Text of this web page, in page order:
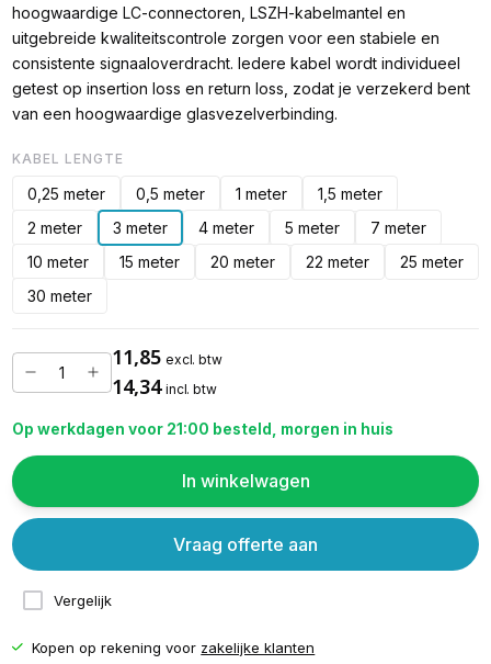
hoogwaardige LC-connectoren, LSZH-kabelmantel en
uitgebreide kwaliteitscontrole zorgen voor een stabiele en
consistente signaaloverdracht. Iedere kabel wordt individueel
getest op insertion loss en return loss, zodat je verzekerd bent
van een hoogwaardige glasvezelverbinding.
KABEL LENGTE
0,25 meter 0,5 meter 1 meter
1,5 meter
2 meter
3 meter 4 meter 5 meter
7 meter
10 meter
15 meter 20 meter 22 meter
25 meter
30 meter
11,85 excl. btw
14,34 incl. btw
Op werkdagen voor 21:00 besteld, morgen in huis
In winkelwagen
Vergelijk
Vraag offerte aan
Kopen op rekening voor zakelijke klanten